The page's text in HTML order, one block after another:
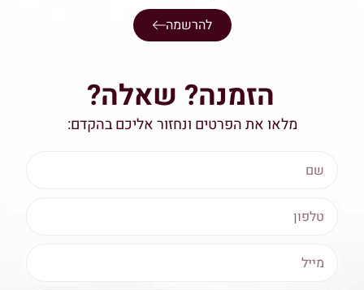
להרשמה
הזמנה? שאלה?
מלאו את הפרטים ונחזור אליכם בהקדם: